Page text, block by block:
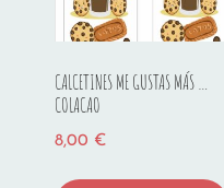
CALCETINES ME GUSTAS MÁS …
COLACAO
8,00 €